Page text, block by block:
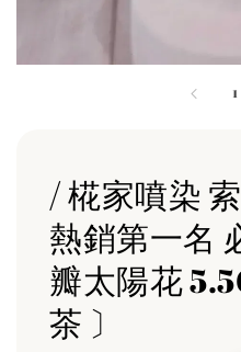
1
/ 椛家噴染
熱銷第一名
瓣太陽花
茶 〕